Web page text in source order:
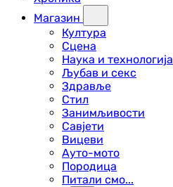
Магазин
Култура
Сцена
Наука и технологија
Љубав и секс
Здравље
Стил
Занимљивости
Савјети
Вицеви
Ауто-мото
Породица
Питали смо...